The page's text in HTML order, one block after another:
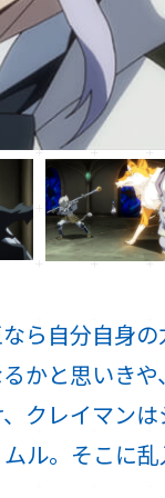
ら自分自身の
かと思いきや
クレイマンは
ル。そこに乱